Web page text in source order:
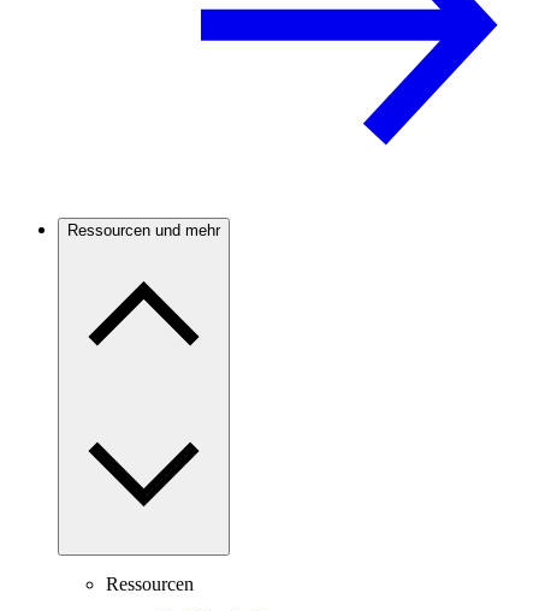
Ressourcen und mehr
Ressourcen